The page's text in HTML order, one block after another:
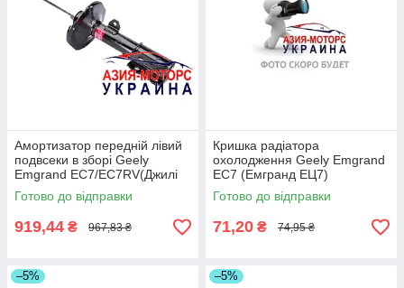
Амортизатор передній лівий
подвсеки в зборі Geely
Emgrand EC7/EC7RV(Джилі
емгранд) 1064001256 (Склад
ASM-UKR)
Готово до відправки
919,44 ₴ 967,83 ₴
Кришка радіатора
охолодження Geely Emgrand
EC7 (Емгранд ЕЦ7)
1066001363 (Склад ASM-
UKR)
Готово до відправки
71,20 ₴ 74,95 ₴
–5% –5%